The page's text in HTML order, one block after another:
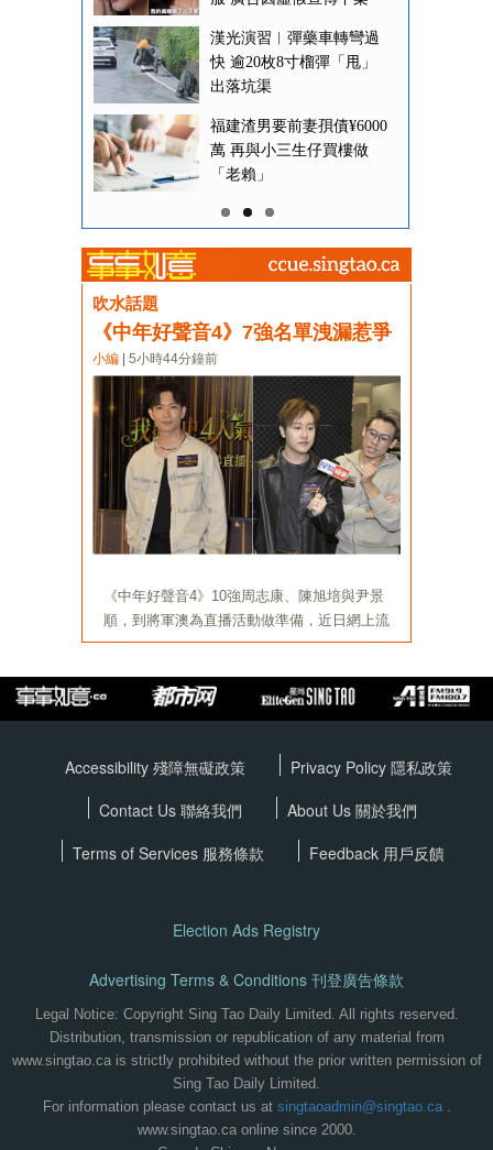
Accessibility 殘障無礙政策 Privacy Policy 隱私政策
Contact Us 聯絡我們
About Us 關於我們
Terms of Services 服務條款 Feedback 用戶反饋
Election Ads Registry
Advertising Terms & Conditions 刊登廣告條款
Legal Notice: Copyright Sing Tao Daily Limited. All rights reserved.
Distribution, transmission or republication of any material from
www.singtao.ca is strictly prohibited without the prior written permission of
Sing Tao Daily Limited.
For information please contact us at singtaoadmin@singtao.ca.
www.singtao.ca online since 2000.